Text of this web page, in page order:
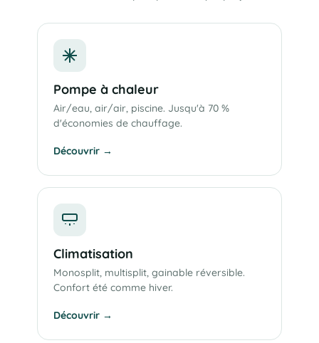
Pompe à chaleur
Air/eau, air/air, piscine. Jusqu'à 70 %
d'économies de chauffage.
Découvrir →
Climatisation
Monosplit, multisplit, gainable réversible.
Confort été comme hiver.
Découvrir →